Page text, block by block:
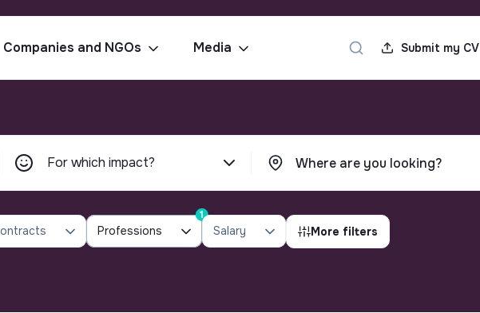
Companies and NGOs Media Submit my CV
For which impact?
Professions
1
Salary More filters